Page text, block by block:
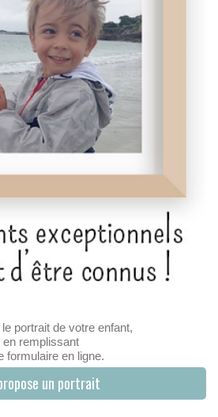
portrait de votre enfant,
en remplissant
formulaire en ligne.
un portrait